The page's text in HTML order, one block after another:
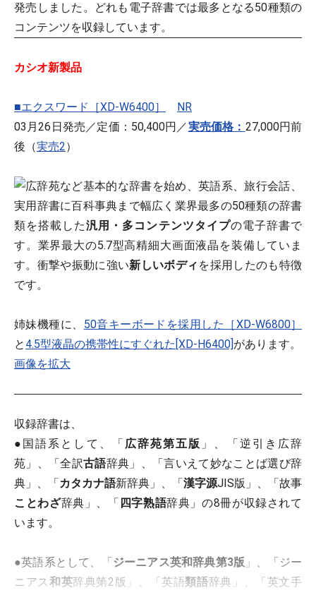
発売しました。どれも電子辞書では最多となる50種類の
コンテンツを収録しています。
カシオ新製品
■エクスワード［XD-W6400］
NR
03月26日発売／定価：50,400円／実売価格： 27,000円前
後（実売2）
広辞苑など基本的な辞書を始め、英語系、旅行会話、
実用辞書に百科事典まで幅広く業界最多の50種類の辞書
類を搭載した汎用・多コンテンツタイプの電子辞書で
す。業界最大の5.7型高精細大画面液晶を装備していま
す。衝撃や振動に強い新しいボディ を採用したのも特徴
です。
姉妹機種に、 50音キーボードを採用した［XD-W6800］
と 4.5型液晶の携帯性にすぐれた[XD-H6400]があります。
画像を拡大
収録辞書は、
●国語系として、「 広辞苑第五版 」、「逆引き広辞
苑」、「全訳古語辞典」、「言いえて妙なことば選び辞
典」、「カタカナ語新辞典」、「漢字源JIS版」、「故事
ことわざ辞典」、「 四字熟語辞典」の8冊が収録されて
います。
●英語系として、「ジーニアス英和辞典第3版 」、「ジー
ニアス和英辞典第2版」、「英語類語辞典」、「英文手